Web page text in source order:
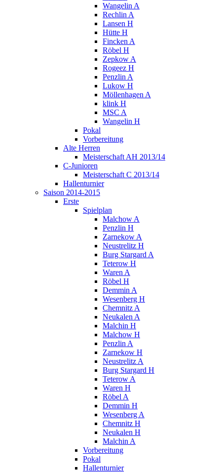
Wangelin A
Rechlin A
Lansen H
Hütte H
Fincken A
Röbel H
Zepkow A
Rogeez H
Penzlin A
Lukow H
Möllenhagen A
klink H
MSC A
Wangelin H
Pokal
Vorbereitung
Alte Herren
Meisterschaft AH 2013/14
C-Junioren
Meisterschaft C 2013/14
Hallenturnier
Saison 2014-2015
Erste
Spielplan
Malchow A
Penzlin H
Zarnekow A
Neustrelitz H
Burg Stargard A
Teterow H
Waren A
Röbel H
Demmin A
Wesenberg H
Chemnitz A
Neukalen A
Malchin H
Malchow H
Penzlin A
Zarnekow H
Neustrelitz A
Burg Stargard H
Teterow A
Waren H
Röbel A
Demmin H
Wesenberg A
Chemnitz H
Neukalen H
Malchin A
Vorbereitung
Pokal
Hallenturnier